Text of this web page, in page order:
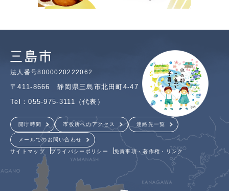
法人番号8000020222062
〒411-8666 静岡県三島市北田町4-47
Tel：055-975-3111（代表）
開庁時間 市役所へのアクセス 連絡先一覧
メールでのお問い合わせ
サイトマップ プライバシーポリシー 免責事項・著作権・リンク